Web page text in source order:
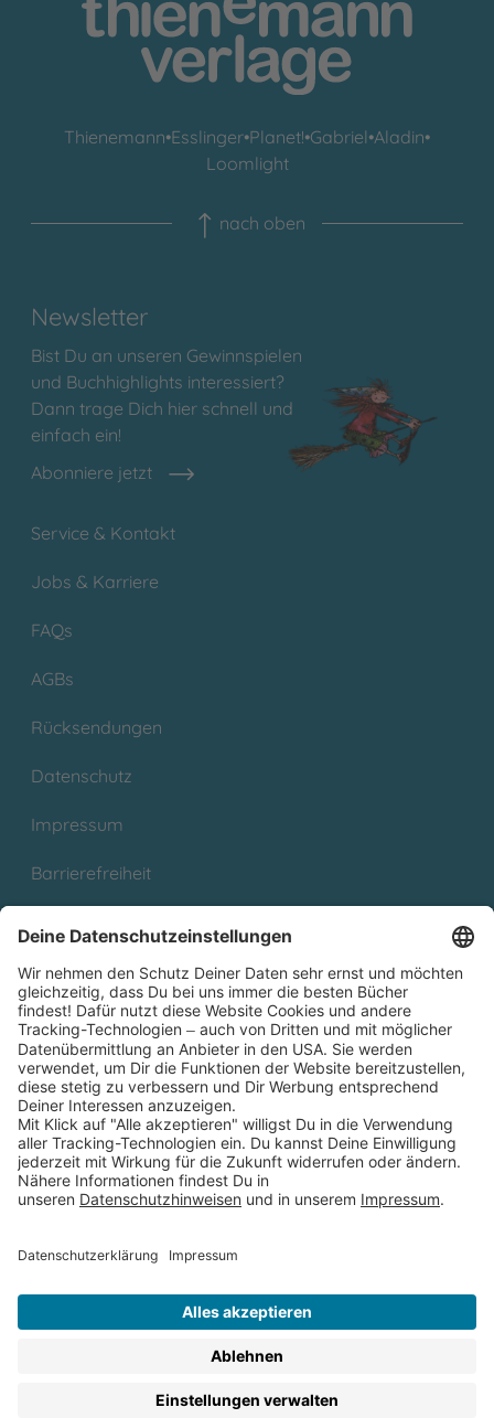
Thienemann•Esslinger•Planet!•Gabriel•Aladin•
Loomlight
nach oben
Newsletter
Bist Du an unseren Gewinnspielen
und Buchhighlights interessiert?
Dann trage Dich hier schnell und
einfach ein!
Abonniere jetzt
Service & Kontakt
Jobs & Karriere
FAQs
AGBs
Rücksendungen
Datenschutz
Impressum
Barrierefreiheit
Partnerprogramm (Affiliate)
Folge uns auf
* Versandkostenfrei ab 9,00 € Bestellwert innerhalb
Deutschlands
** Lieferzeit 1-3 Werktage innerhalb Deutschlands
Thienemann-Esslinger Verlag GmbH, Blumenstraße 36, D-70182